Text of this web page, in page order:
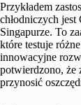
Przykładem
chłodniczych
Singapurze. To
które testuje
innowacyjne
potwierdzono, że
przynosić